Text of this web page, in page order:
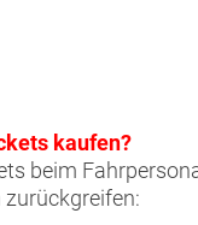
kaufen?
beim